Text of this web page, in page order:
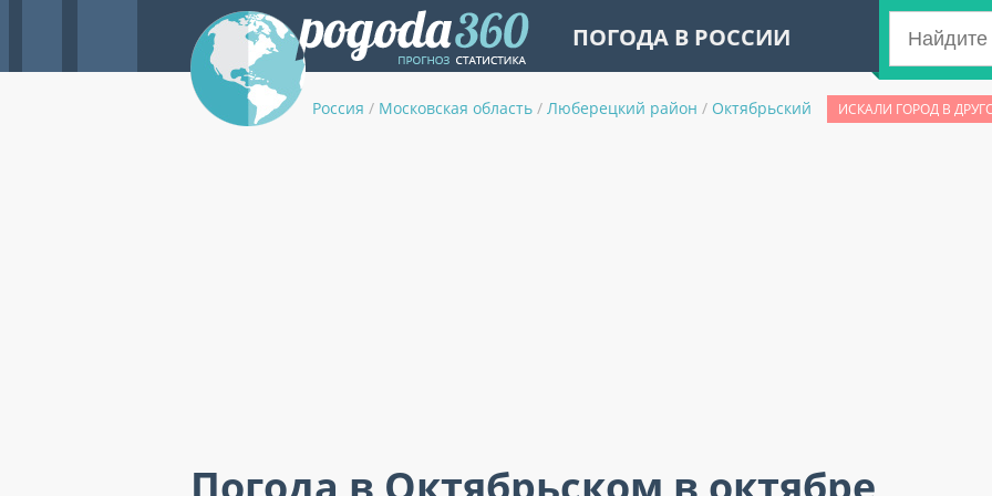
ПОГОДА В РОССИИ
Россия / Московская область / Люберецкий район / Октябрьский ИСКАЛИ ГОРОД В